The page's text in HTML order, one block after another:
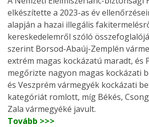
elkészítette a 2023-as év
alapján a hazai illegális
kereskedelemről szóló
szerint Borsod-Abaúj-Zemplén
extrém magas kockázatú maradt, és
megőrizte nagyon magas kockázati
és Veszprém vármegyék kockázati
kategóriát romlott, míg Békés,
Zala vármegyéké javult.
Tovább >>>